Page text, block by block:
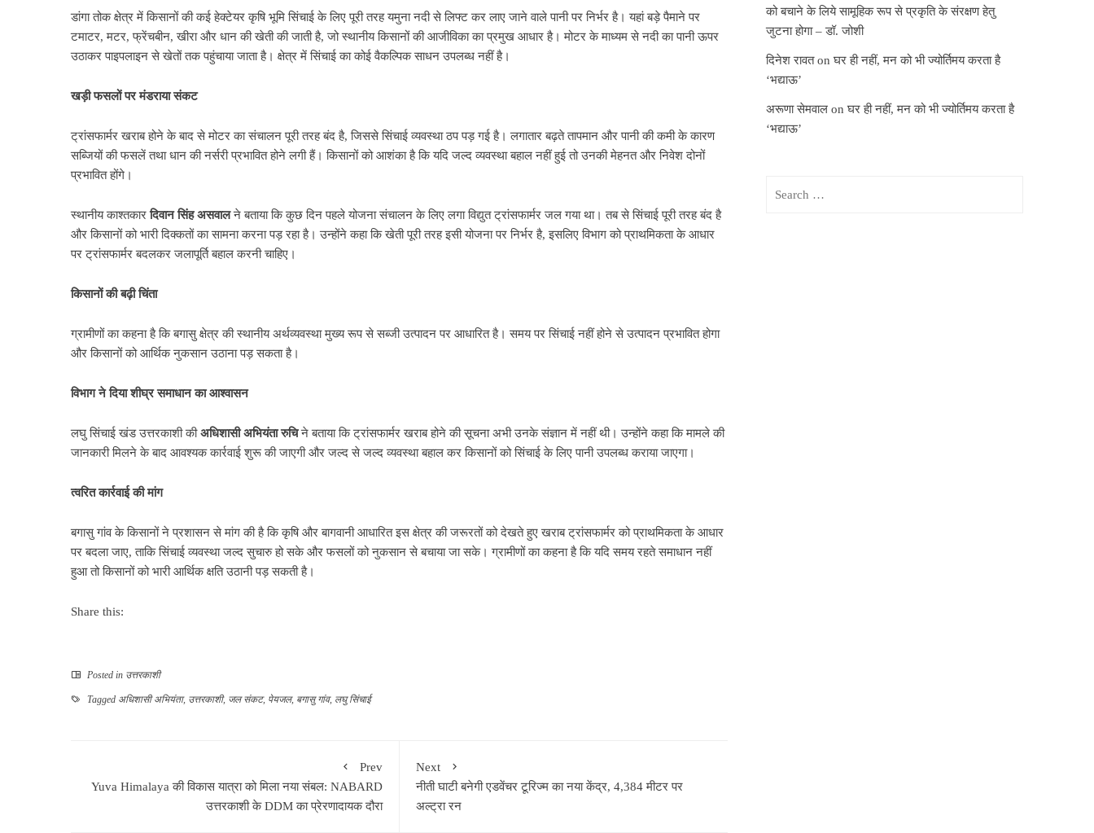
डांगा तोक क्षेत्र में किसानों की कई हेक्टेयर कृषि भूमि सिंचाई के लिए पूरी तरह यमुना नदी से लिफ्ट कर लाए जाने वाले पानी पर निर्भर है। यहां बड़े पैमाने पर
टमाटर, मटर, फ्रेंचबीन, खीरा और धान की खेती की जाती है, जो स्थानीय किसानों की आजीविका का प्रमुख आधार है। मोटर के माध्यम से नदी का पानी ऊपर
उठाकर पाइपलाइन से खेतों तक पहुंचाया जाता है। क्षेत्र में सिंचाई का कोई वैकल्पिक साधन उपलब्ध नहीं है।
खड़ी फसलों पर मंडराया संकट
ट्रांसफार्मर खराब होने के बाद से मोटर का संचालन पूरी तरह बंद है, जिससे सिंचाई व्यवस्था ठप पड़ गई है। लगातार बढ़ते तापमान और पानी की कमी के कारण
सब्जियों की फसलें तथा धान की नर्सरी प्रभावित होने लगी हैं। किसानों को आशंका है कि यदि जल्द व्यवस्था बहाल नहीं हुई तो उनकी मेहनत और निवेश दोनों
प्रभावित होंगे।
स्थानीय काश्तकारदिवान सिंह असवालने बताया कि कुछ दिन पहले योजना संचालन के लिए लगा विद्युत ट्रांसफार्मर जल गया था। तब से सिंचाई पूरी तरह बंद है
और किसानों को भारी दिक्कतों का सामना करना पड़ रहा है। उन्होंने कहा कि खेती पूरी तरह इसी योजना पर निर्भर है, इसलिए विभाग को प्राथमिकता के आधार
पर ट्रांसफार्मर बदलकर जलापूर्ति बहाल करनी चाहिए।
किसानों की बढ़ी चिंता
ग्रामीणों का कहना है कि बगासु क्षेत्र की स्थानीय अर्थव्यवस्था मुख्य रूप से सब्जी उत्पादन पर आधारित है। समय पर सिंचाई नहीं होने से उत्पादन प्रभावित होगा
और किसानों को आर्थिक नुकसान उठाना पड़ सकता है।
विभाग ने दिया शीघ्र समाधान का आश्वासन
लघु सिंचाई खंड उत्तरकाशी कीअधिशासी अभियंता रुचिने बताया कि ट्रांसफार्मर खराब होने की सूचना अभी उनके संज्ञान में नहीं थी। उन्होंने कहा कि मामले की
जानकारी मिलने के बाद आवश्यक कार्रवाई शुरू की जाएगी और जल्द से जल्द व्यवस्था बहाल कर किसानों को सिंचाई के लिए पानी उपलब्ध कराया जाएगा।
त्वरित कार्रवाई की मांग
बगासु गांव के किसानों ने प्रशासन से मांग की है कि कृषि और बागवानी आधारित इस क्षेत्र की जरूरतों को देखते हुए खराब ट्रांसफार्मर को प्राथमिकता के आधार
पर बदला जाए, ताकि सिंचाई व्यवस्था जल्द सुचारु हो सके और फसलों को नुकसान से बचाया जा सके। ग्रामीणों का कहना है कि यदि समय रहते समाधान नहीं
हुआ तो किसानों को भारी आर्थिक क्षति उठानी पड़ सकती है।
Share this:
Posted in उत्तरकाशी
Tagged अधिशासी अभियंता, उत्तरकाशी, जल संकट, पेयजल, बगासु गांव, लघु सिंचाई
Prev
Yuva Himalaya की विकास यात्रा को मिला नया संबल: NABARD
उत्तरकाशी के DDM का प्रेरणादायक दौरा
Next
नीती घाटी बनेगी एडवेंचर टूरिज्म का नया केंद्र, 4,384 मीटर पर
अल्ट्रा रन
को बचाने के लिये सामूहिक रूप से प्रकृति के संरक्षण हेतु
जुटना होगा – डॉ. जोशी
दिनेश रावतonघर ही नहीं, मन को भी ज्योर्तिमय करता है
‘भद्याऊ’
अरूणा सेमवाल onघर ही नहीं, मन को भी ज्योर्तिमय करता है
‘भद्याऊ’